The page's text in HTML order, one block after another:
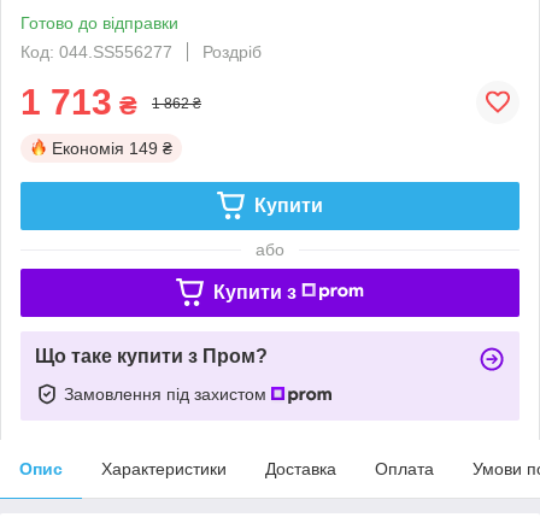
Готово до відправки
Код: 044.SS556277
Роздріб
1 713 ₴ 1 862 ₴
Економія 149 ₴
Купити
або
Купити з
Що таке купити з Пром?
Замовлення під захистом
Опис Характеристики Доставка Оплата Умови